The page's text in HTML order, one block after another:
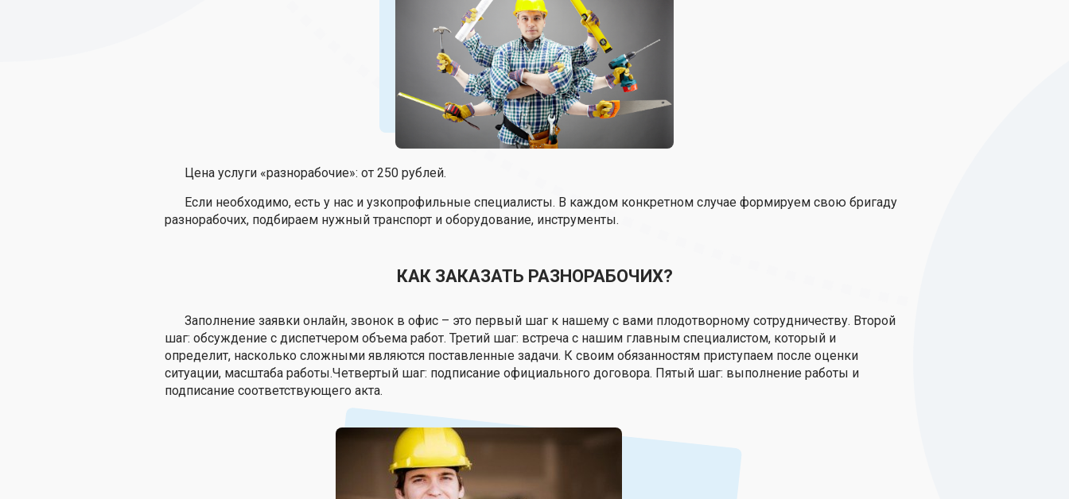
Цена услуги «разнорабочие»: от 250 рублей.
Если необходимо, есть у нас и узкопрофильные специалисты. В каждом конкретном случае формируем свою бригаду
разнорабочих, подбираем нужный транспорт и оборудование, инструменты.
КАК ЗАКАЗАТЬ РАЗНОРАБОЧИХ?
Заполнение заявки онлайн, звонок в офис – это первый шаг к нашему с вами плодотворному сотрудничеству. Второй
шаг: обсуждение с диспетчером объема работ. Третий шаг: встреча с нашим главным специалистом, который и
определит, насколько сложными являются поставленные задачи. К своим обязанностям приступаем после оценки
ситуации, масштаба работы.Четвертый шаг: подписание официального договора. Пятый шаг: выполнение работы и
подписание соответствующего акта.